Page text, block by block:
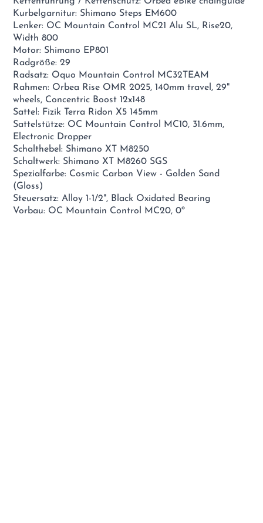
Kurbelgarnitur: Shimano Steps EM600
Lenker: OC Mountain Control MC21 Alu SL, Rise20,
Width 800
Motor: Shimano EP801
Radgröße: 29
Radsatz: Oquo Mountain Control MC32TEAM
Rahmen: Orbea Rise OMR 2025, 140mm travel, 29"
wheels, Concentric Boost 12x148
Sattel: Fizik Terra Ridon X5 145mm
Sattelstütze: OC Mountain Control MC10, 31.6mm,
Electronic Dropper
Schalthebel: Shimano XT M8250
Schaltwerk: Shimano XT M8260 SGS
Spezialfarbe: Cosmic Carbon View - Golden Sand
(Gloss)
Steuersatz: Alloy 1-1/2", Black Oxidated Bearing
Vorbau: OC Mountain Control MC20, 0º